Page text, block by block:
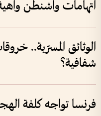
اتهامات واشنطن
الوثائق المسرّبة..
شفافية؟
فرنسا تواجه كلفة